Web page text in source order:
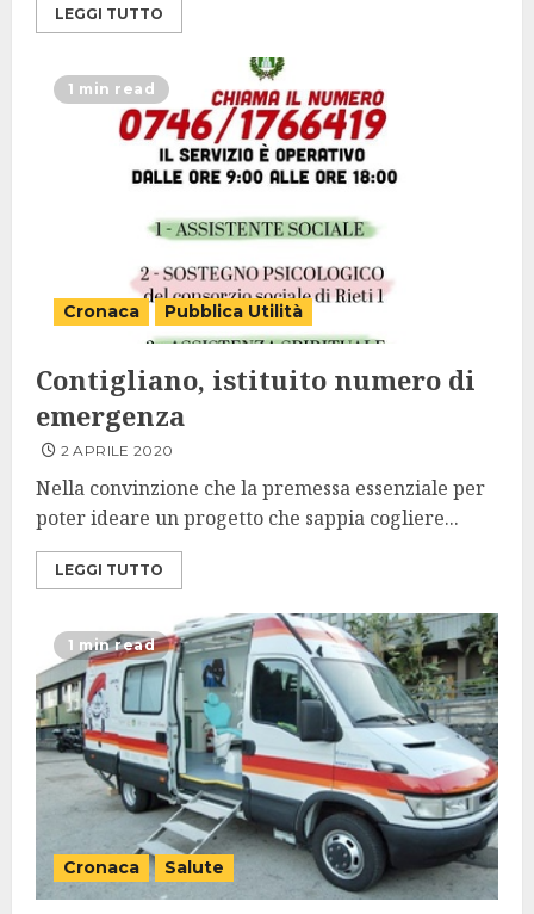
LEGGI TUTTO
1 min read
Cronaca Pubblica Utilità
Contigliano, istituito numero di
emergenza
2 APRILE 2020
Nella convinzione che la premessa essenziale per
poter ideare un progetto che sappia cogliere...
LEGGI TUTTO
1 min read
Cronaca Salute